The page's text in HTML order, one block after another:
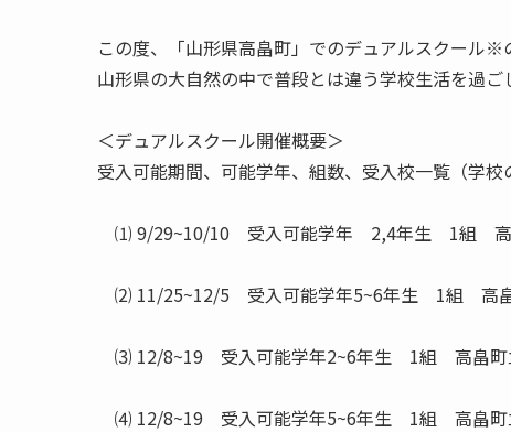
この度、「山形県高畠町」でのデュアルスクール※
山形県の大自然の中で普段とは違う学校生活を過
＜デュアルスクール開催概要＞
受入可能期間、可能学年、組数、受入校一覧（学校
⑴ 9/29~10/10 受入可能学年 2,4年生 1組 高
⑵ 11/25~12/5 受入可能学年5~6年生 1組 高畠
⑶ 12/8~19 受入可能学年2~6年生 1組 高畠町
⑷ 12/8~19 受入可能学年5~6年生 1組 高畠町